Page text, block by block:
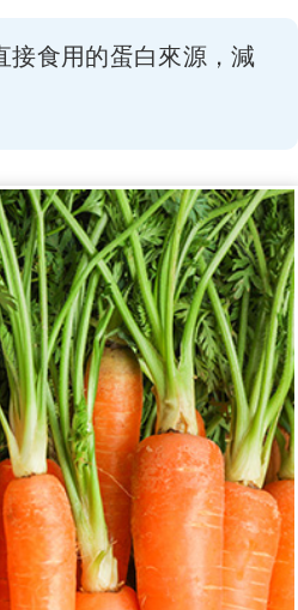
接食用的蛋白來源，減